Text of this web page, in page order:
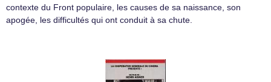
contexte du Front populaire, les causes de sa naissance, son
apogée, les difficultés qui ont conduit à sa chute.